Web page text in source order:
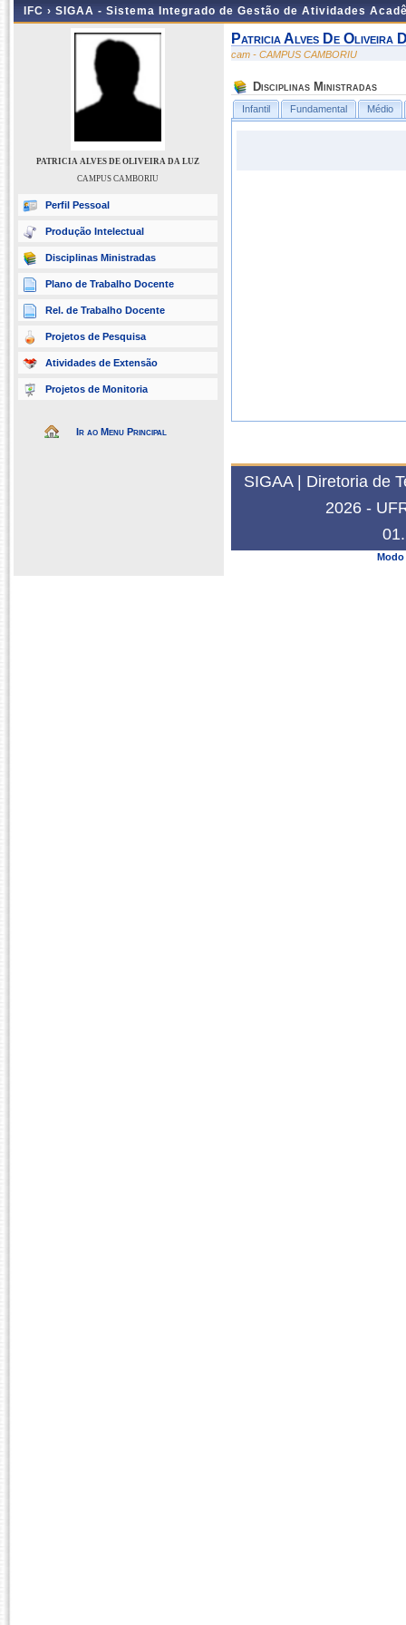
IFC › SIGAA - Sistema Integrado de Gestão de Atividades
PATRICIA ALVES DE OLIVEIRA DA LUZ
CAMPUS CAMBORIU
Perfil Pessoal
Produção Intelectual
Disciplinas Ministradas
Plano de Trabalho Docente
Rel. de Trabalho Docente
Projetos de Pesquisa
Atividades de Extensão
Projetos de Monitoria
Ir ao Menu Principal
Patricia Alves De Oliveira
cam - CAMPUS CAMBORIU
Disciplinas Ministradas
Infantil Fundamental Médio
SIGAA | Diretoria de
2026 -
Modo